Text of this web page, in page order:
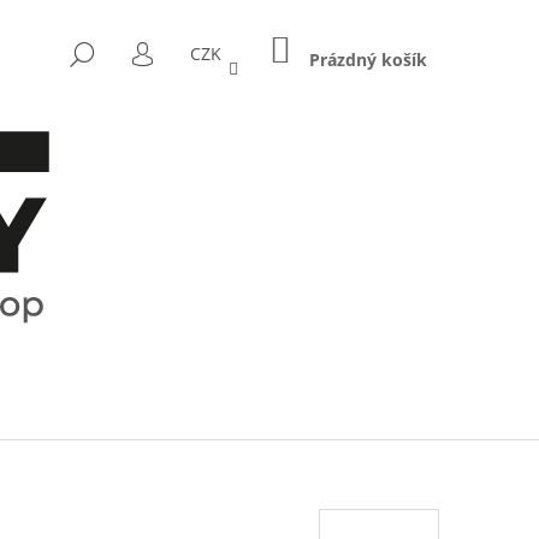
HLEDAT
PŘIHLÁŠENÍ
CZK NÁKUPNÍ
KOŠÍK
Prázdný košík